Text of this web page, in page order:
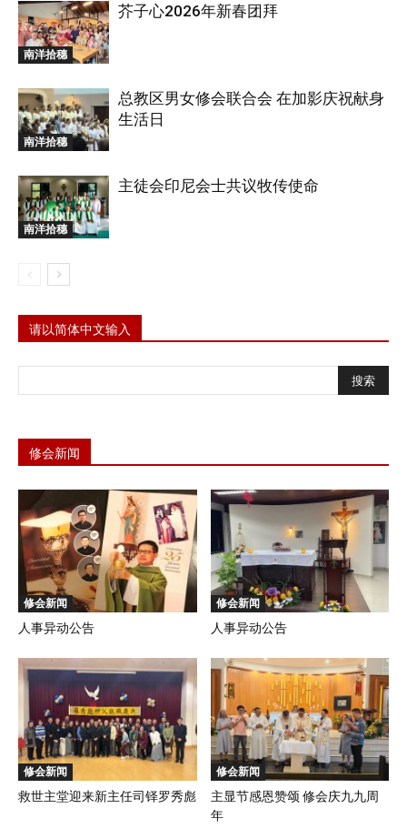
南洋拾穗
芥子心2026年新春团拜
南洋拾穗
总教区男女修会联合会 在加影庆祝献身
生活日
南洋拾穗
主徒会印尼会士共议牧传使命
请以简体中文输入
修会新闻
修会新闻
人事异动公告
修会新闻
人事异动公告
修会新闻
救世主堂迎来新主任司铎罗秀彪
修会新闻
主显节感恩赞颂 修会庆九九周
年